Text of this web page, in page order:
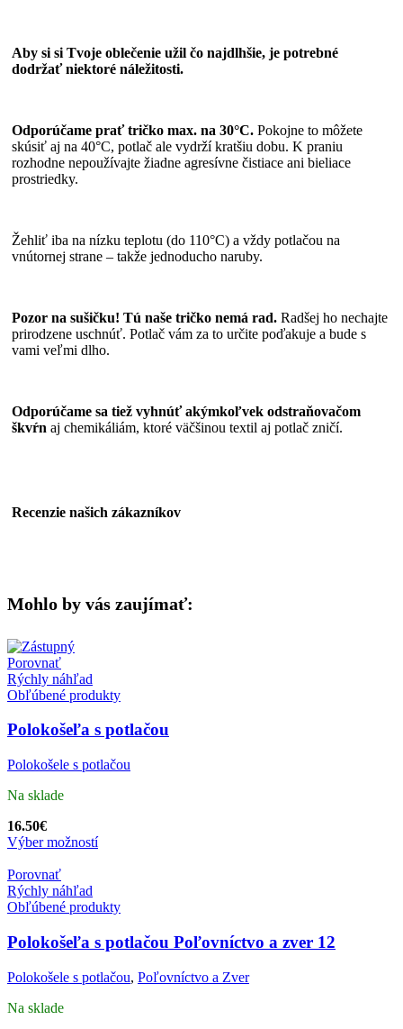
Aby si si Tvoje oblečenie užil čo najdlhšie, je potrebné
dodržať niektoré náležitosti.
Odporúčame prať tričko max. na 30°C. Pokojne to môžete
skúsiť aj na 40°C, potlač ale vydrží kratšiu dobu. K praniu
rozhodne nepoužívajte žiadne agresívne čistiace ani bieliace
prostriedky.
Žehliť iba na nízku teplotu (do 110°C) a vždy potlačou na
vnútornej strane – takže jednoducho naruby.
Pozor na sušičku! Tú naše tričko nemá rad. Radšej ho nechajte
prirodzene uschnúť. Potlač vám za to určite poďakuje a bude s
vami veľmi dlho.
Odporúčame sa tiež vyhnúť akýmkoľvek odstraňovačom
škvŕn aj chemikáliám, ktoré väčšinou textil aj potlač zničí.
Recenzie našich zákazníkov
Mohlo by vás zaujímať:
Porovnať
Rýchly náhľad
Obľúbené produkty
Polokošeľa s potlačou
Polokošele s potlačou
Na sklade
16.50€
Výber možností
Porovnať
Rýchly náhľad
Obľúbené produkty
Polokošeľa s potlačou Poľovníctvo a zver 12
Polokošele s potlačou, Poľovníctvo a Zver
Na sklade